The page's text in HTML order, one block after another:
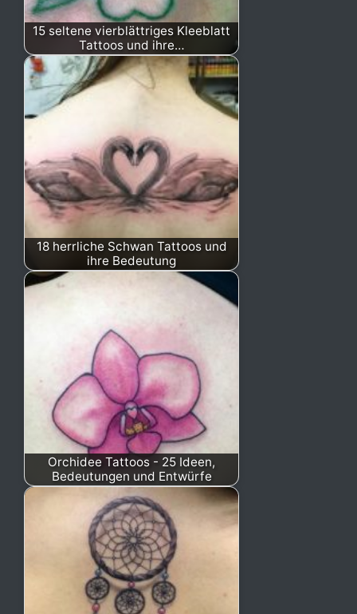
15 seltene vierblättriges Kleeblatt
Tattoos und ihre…
18 herrliche Schwan Tattoos und
ihre Bedeutung
Orchidee Tattoos - 25 Ideen,
Bedeutungen und Entwürfe